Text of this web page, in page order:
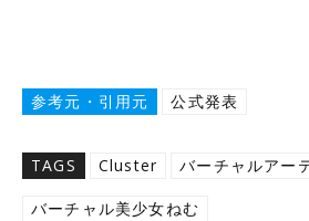
参考元・引用元 公式発表
TAGS Cluster バーチャルアー
バーチャル美少女ねむ